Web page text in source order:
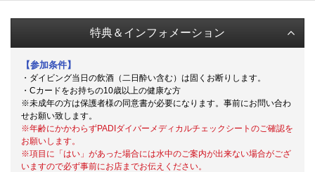
特典＆インフォメーション
【参加条件】
・ダイビング当日の飲酒（二日酔い含む）は固くお断りします。
・Cカードをお持ちの10歳以上の健康な方
※未成年の方は保護者様の同意書が必要になります。事前にお問い合わ
せお願い致します。
※年齢にかかわらずPADIダイバーメディカルチェックシートのご確認を
お願いします。
※項目に「はい」があった場合には水中のご案内が出来ない場合がござ
いますので必ず事前にお店までお伝えください。